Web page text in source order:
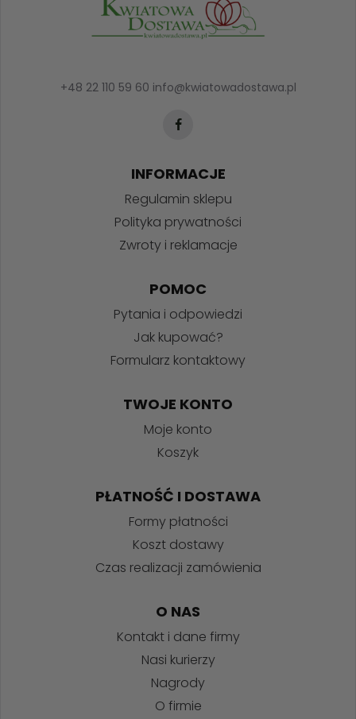
+48 22 110 59 60 info@kwiatowadostawa.pl
INFORMACJE
Regulamin sklepu
Polityka prywatności
Zwroty i reklamacje
POMOC
Pytania i odpowiedzi
Jak kupować?
Formularz kontaktowy
TWOJE KONTO
Moje konto
Koszyk
PŁATNOŚĆ I DOSTAWA
Formy płatności
Koszt dostawy
Czas realizacji zamówienia
O NAS
Kontakt i dane firmy
Nasi kurierzy
Nagrody
O firmie